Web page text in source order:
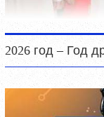
2026 год – Год